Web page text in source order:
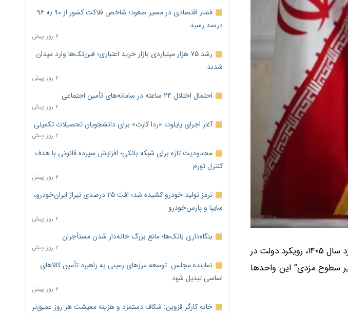
احمد میدری، در پی ابهامات ایجاد شده پیرامون بندهای ۸ و ۹ بخشنامه مزد سال ۱۴۰۵، رویکرد دولت در
سطوح مزدی” این واحدها
فشار اقتصادی در مسیر صعود؛ شاخص فلاکت کشور از ۹۰ به ۹۶
درصد رسید
۲ روز پیش
رشد ۷۵ هزار میلیاردی بازار خرید اعتباری؛ فین‌تک‌ها وارد میدان
شدند
۲ روز پیش
احتمال اختلال ۲۴ ساعته در سامانه‌های تأمین اجتماعی
۲ روز پیش
آغاز اجرای پایلوت «ردا کارت» برای دانشجویان تحصیلات تکمیلی
۲ روز پیش
محدودیت تازه برای شبکه بانکی؛ افزایش سپرده قانونی با هدف
کنترل تورم
۲ روز پیش
ترمز تولید خودرو کشیده شد؛ افت ۲۵ درصدی تیراژ ایران‌خودرو،
سایپا و پارس‌خودرو
۲ روز پیش
بنگاه‌داری بانک‌ها؛ مانع بزرگ خانه‌دار شدن مستأجران
۲ روز پیش
نماینده مجلس: توسعه مرزهای زمینی به راهبرد تأمین کالاهای
اساسی تبدیل شود
۲ روز پیش
خانه کارگر قزوین: شکاف دستمزد و هزینه معیشت هر روز عمیق‌تر